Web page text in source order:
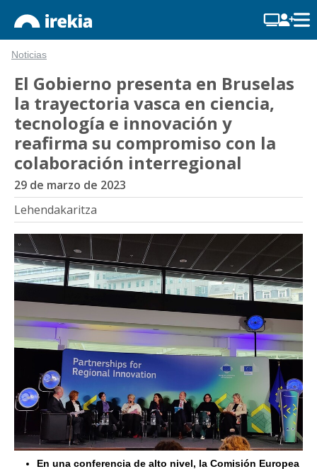
Noticias
El Gobierno presenta en Bruselas
la trayectoria vasca en ciencia,
tecnología e innovación y
reafirma su compromiso con la
colaboración interregional
29 de marzo de 2023
Lehendakaritza
En una conferencia de alto nivel, la Comisión Europea